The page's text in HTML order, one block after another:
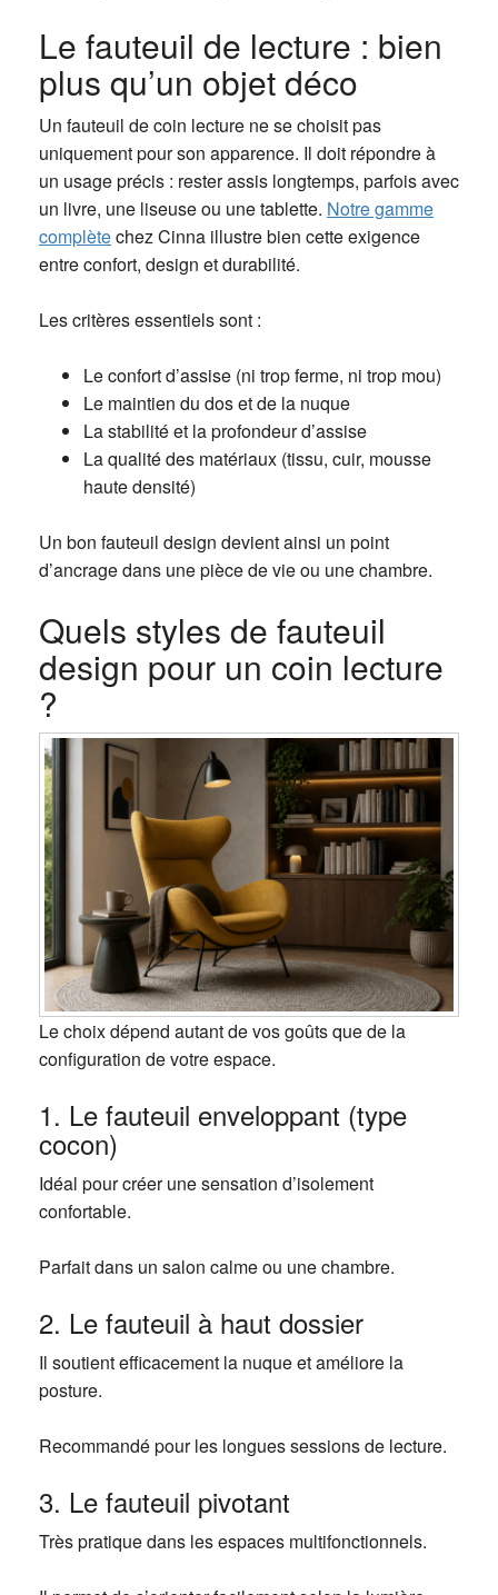
Le fauteuil de lecture : bien
plus qu’un objet déco
Un fauteuil de coin lecture ne se choisit pas
uniquement pour son apparence. Il doit répondre à
un usage précis : rester assis longtemps, parfois avec
un livre, une liseuse ou une tablette. Notre gamme
complètechez Cinna illustre bien cette exigence
entre confort, design et durabilité.
Les critères essentiels sont :
Le confort d’assise (ni trop ferme, ni trop mou)
Le maintien du dos et de la nuque
La stabilité et la profondeur d’assise
La qualité des matériaux (tissu, cuir, mousse
haute densité)
Un bon fauteuil design devient ainsi un point
d’ancrage dans une pièce de vie ou une chambre.
Quels styles de fauteuil
design pour un coin lecture
?
Le choix dépend autant de vos goûts que de la
configuration de votre espace.
1. Le fauteuil enveloppant (type
cocon)
Idéal pour créer une sensation d’isolement
confortable.
Parfait dans un salon calme ou une chambre.
2. Le fauteuil à haut dossier
Il soutient efficacement la nuque et améliore la
posture.
Recommandé pour les longues sessions de lecture.
3. Le fauteuil pivotant
Très pratique dans les espaces multifonctionnels.